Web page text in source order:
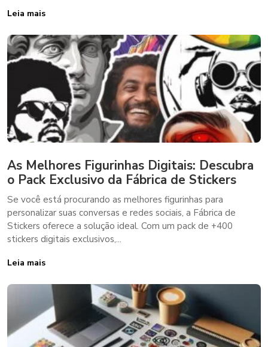
Leia mais
As Melhores Figurinhas Digitais: Descubra
o Pack Exclusivo da Fábrica de Stickers
Se você está procurando as melhores figurinhas para
personalizar suas conversas e redes sociais, a Fábrica de
Stickers oferece a solução ideal. Com um pack de +400
stickers digitais exclusivos,...
Leia mais